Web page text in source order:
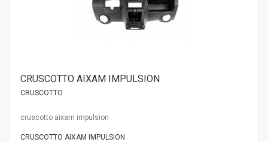
CRUSCOTTO AIXAM IMPULSION
CRUSCOTTO
cruscotto aixam impulsion
CRUSCOTTO AIXAM IMPULSION